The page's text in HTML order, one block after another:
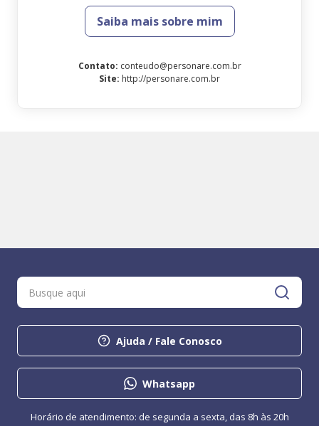
Saiba mais sobre mim
Contato: conteudo@personare.com.br
Site: http://personare.com.br
Ajuda / Fale Conosco
Whatsapp
Horário de atendimento: de segunda a sexta, das 8h às 20h